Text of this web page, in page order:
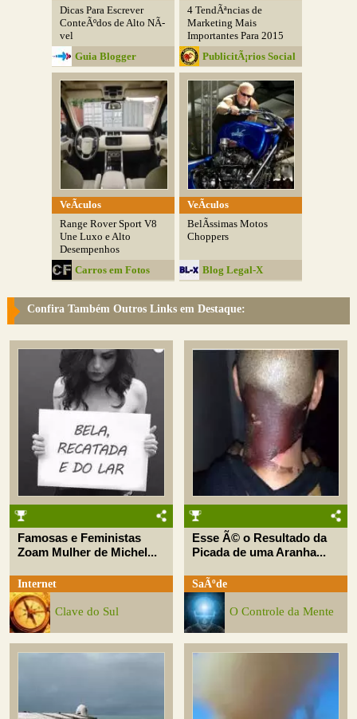
Dicas Para Escrever
ConteÃºdos de Alto NÃ­
vel
Guia Blogger
4 TendÃªncias de
Marketing Mais
Importantes Para 2015
PublicitÃ¡rios Social
Club
VeÃ­culos
Range Rover Sport V8
Une Luxo e Alto
Desempenhos
Carros em Fotos
VeÃ­culos
BelÃ­ssimas Motos
Choppers
Blog Legal-X
Confira Também Outros Links em Destaque:
Famosas e Feministas
Zoam Mulher de Michel...
Internet
Clave do Sul
Esse Ã© o Resultado da
Picada de uma Aranha...
SaÃºde
O Controle da Mente